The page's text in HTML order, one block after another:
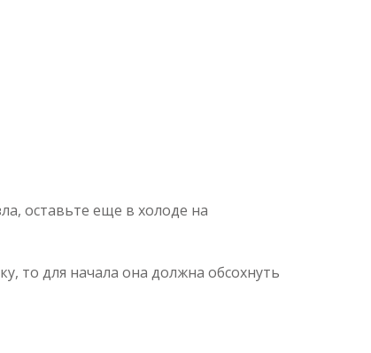
оставьте еще в холоде на
то для начала она должна обсохнуть